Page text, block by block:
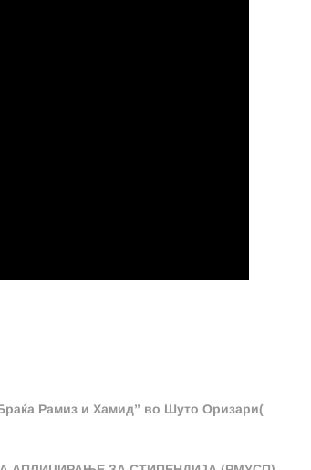
Рамиз и Хамид” во Шуто Оризари(